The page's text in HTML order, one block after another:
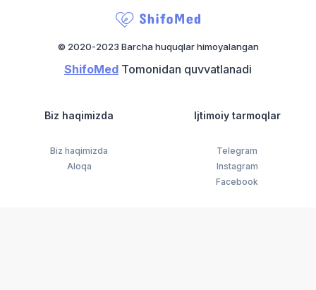
© 2020-2023 Barcha huquqlar himoyalangan
ShifoMed Tomonidan quvvatlanadi
Biz haqimizda
Biz haqimizda
Aloqa
Ijtimoiy tarmoqlar
Telegram
Instagram
Facebook